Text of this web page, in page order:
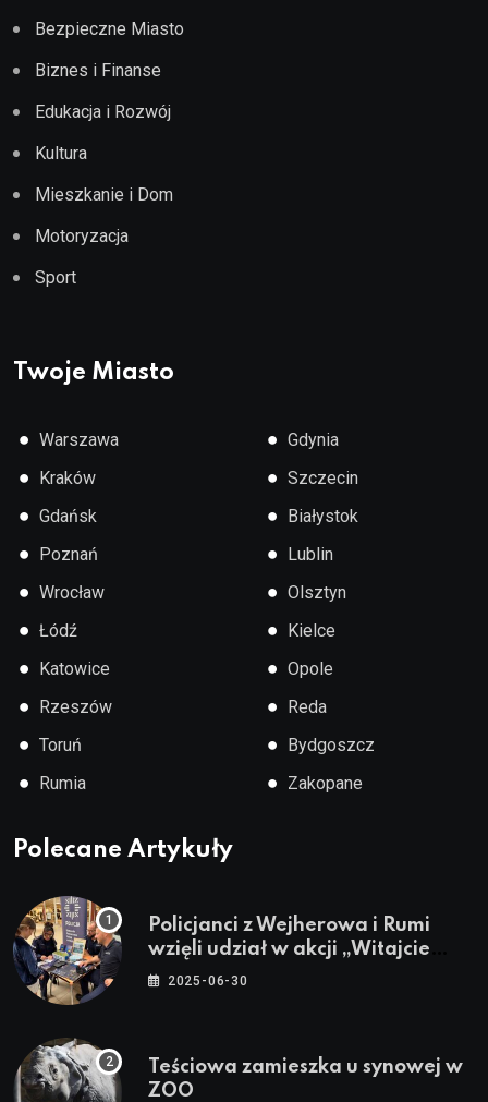
Bezpieczne Miasto
Biznes i Finanse
Edukacja i Rozwój
Kultura
Mieszkanie i Dom
Motoryzacja
Sport
Twoje Miasto
● Warszawa
● Kraków
● Gdańsk
● Poznań
● Wrocław
● Łódź
● Katowice
● Rzeszów
● Toruń
● Rumia
● Gdynia
● Szczecin
● Białystok
● Lublin
● Olsztyn
● Kielce
● Opole
● Reda
● Bydgoszcz
● Zakopane
Polecane Artykuły
Policjanci z Wejherowa i Rumi
wzięli udział w akcji „Witajcie
Wakacje”
2025-06-30
Teściowa zamieszka u synowej w
ZOO